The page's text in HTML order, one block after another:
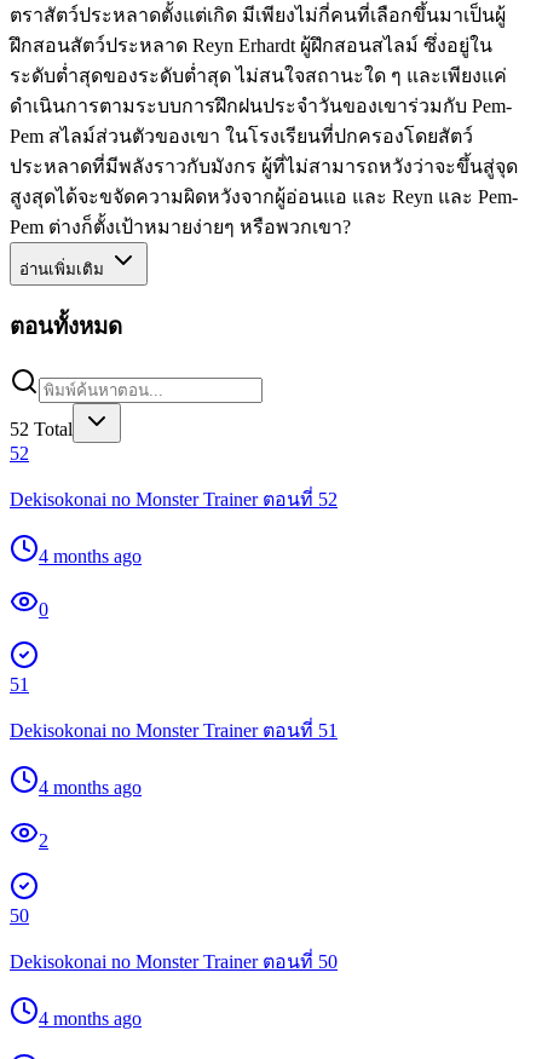
ตราสัตว์ประหลาดตั้งแต่เกิด มีเพียงไม่กี่คนที่เลือกขึ้นมาเป็นผู้
ฝึกสอนสัตว์ประหลาด Reyn Erhardt ผู้ฝึกสอนสไลม์ ซึ่งอยู่ใน
ระดับต่ำสุดของระดับต่ำสุด ไม่สนใจสถานะใด ๆ และเพียงแค่
ดำเนินการตามระบบการฝึกฝนประจำวันของเขาร่วมกับ Pem-
Pem สไลม์ส่วนตัวของเขา ในโรงเรียนที่ปกครองโดยสัตว์
ประหลาดที่มีพลังราวกับมังกร ผู้ที่ไม่สามารถหวังว่าจะขึ้นสู่จุด
สูงสุดได้จะขจัดความผิดหวังจากผู้อ่อนแอ และ Reyn และ Pem-
Pem ต่างก็ตั้งเป้าหมายง่ายๆ หรือพวกเขา?
อ่านเพิ่มเติม
ตอนทั้งหมด
52 Total
52
Dekisokonai no Monster Trainer ตอนที่ 52
4 months ago
0
51
Dekisokonai no Monster Trainer ตอนที่ 51
4 months ago
2
50
Dekisokonai no Monster Trainer ตอนที่ 50
4 months ago